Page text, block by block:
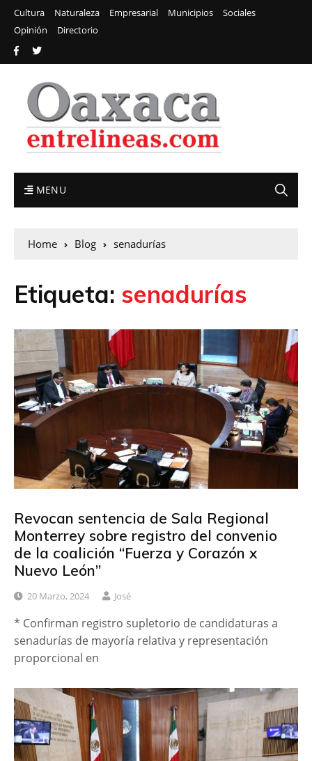
Cultura Naturaleza Empresarial Municipios
Sociales
Opinión
Directorio
MENU
Home Blog senadurías
Etiqueta: senadurías
Revocan sentencia de Sala Regional
Monterrey sobre registro del convenio
de la coalición “Fuerza y Corazón x
Nuevo León”
20 Marzo, 2024 José
* Confirman registro supletorio de candidaturas a
senadurías de mayoría relativa y representación
proporcional en